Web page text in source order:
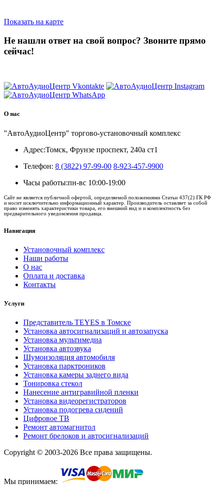
Показать на карте
Не нашли ответ на свой вопрос? Звоните прямо
сейчас!
О нас
"АвтоАудиоЦентр" торгово-установочный комплекс
Адрес:Томск, Фрунзе проспект, 240а ст1
Телефон: 8 (3822) 97-99-00 8-923-457-9900
Часы работы:пн-вс 10:00-19:00
Сайт не является публичной офертой, определяемой положениями Статьи 437(2) ГК РФ
и носит исключительно информационный характер. Производитель оставляет за собой
право изменять характеристики товара, его внешний вид и и комплектность без
предварительного уведомления продавца.
Навигация
Установочный комплекс
Наши работы
О нас
Оплата и доставка
Контакты
Услуги
Представитель TEYES в Томске
Установка автосигнализаций и автозапуска
Установка мультимедиа
Установка автозвука
Шумоизоляция автомобиля
Установка парктроников
Установка камеры заднего вида
Тонировка стекол
Нанесение антигравийной пленки
Установка видеорегистраторов
Установка подогрева сидений
Цифровое ТВ
Ремонт автомагнитол
Ремонт брелоков и автосигнализаций
Copyright © 2003-2026 Все права защищены.
Мы принимаем: